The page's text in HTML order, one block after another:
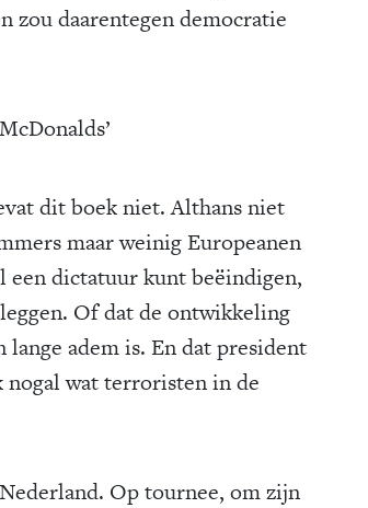
zou daarentegen democratie
dit boek niet. Althans niet
maar weinig Europeanen
een dictatuur kunt beëindigen,
Of dat de ontwikkeling
adem is. En dat president
wat terroristen in de
Op tournee, om zijn